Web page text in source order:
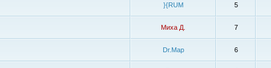
}{RUM 5
Миха Д. 7
Dr.Map 6